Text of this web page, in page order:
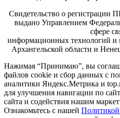
Свидетельство о регистрации
выдано Управлением
сфере
информационных технологий
Архангельской области и
Нажимая “Принимаю”, вы
файлов cookie и сбор данных с
аналитики Яндекс.Метрика и
для улучшения навигации по
сайта и содействия нашим
Ознакомьтесь с нашей